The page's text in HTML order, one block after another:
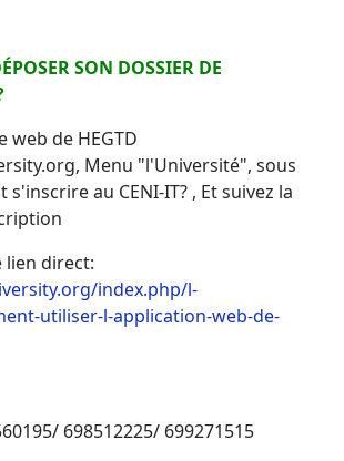
SON DOSSIER DE
web de HEGTD
Menu "l'Université", sous
au CENI-IT? , Et suivez la
lien direct:
index.php/l-
utiliser-l-application-web-de-
698512225/ 699271515